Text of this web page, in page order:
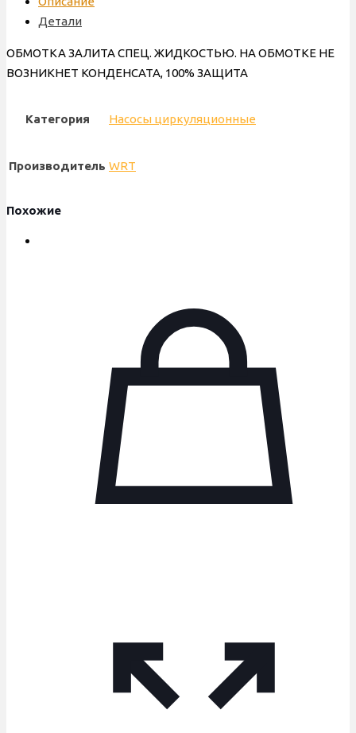
мм,
частотный,
Детали
ОБМОТКА ЗАЛИТА СПЕЦ. ЖИДКОСТЬЮ. НА ОБМОТКЕ НЕ
ВОЗНИКНЕТ КОНДЕНСАТА, 100% ЗАЩИТА
Категория Насосы циркуляционные
Производитель WRT
Похожие